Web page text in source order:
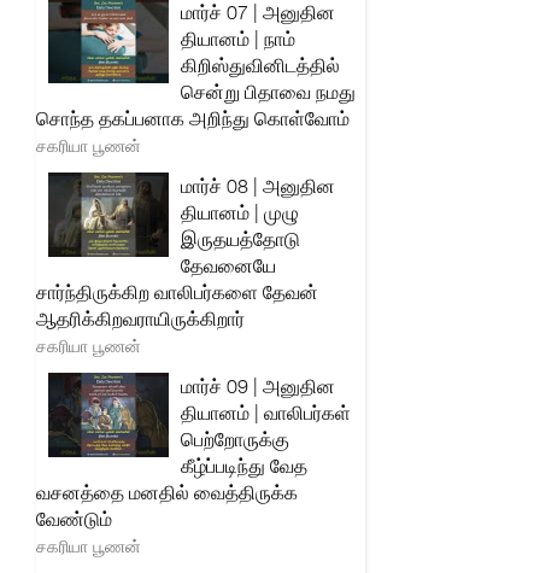
மார்ச் 07 | அனுதின
தியானம் | நாம்
கிறிஸ்துவினிடத்தில்
சென்று பிதாவை நமது
சொந்த தகப்பனாக அறிந்து கொள்வோம்
சகரியா பூணன்
மார்ச் 08 | அனுதின
தியானம் | முழு
இருதயத்தோடு
தேவனையே
சார்ந்திருக்கிற வாலிபர்களை தேவன்
ஆதரிக்கிறவராயிருக்கிறார்
சகரியா பூணன்
மார்ச் 09 | அனுதின
தியானம் | வாலிபர்கள்
பெற்றோருக்கு
கீழ்ப்படிந்து வேத
வசனத்தை மனதில் வைத்திருக்க
வேண்டும்
சகரியா பூணன்